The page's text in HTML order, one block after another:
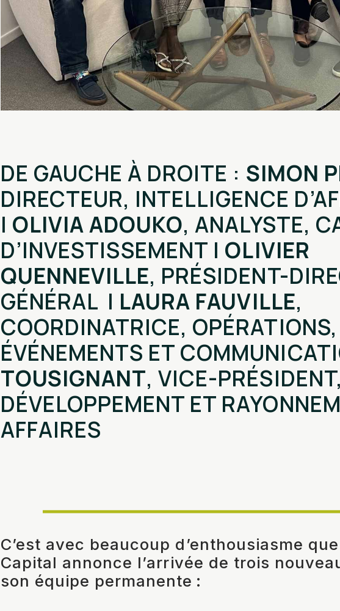
DE GAUCHE À DROITE : SIMON
DIRECTEUR, INTELLIGENCE
| OLIVIA ADOUKO, ANALYSTE,
D’INVESTISSEMENT | OLIVIER
QUENNEVILLE, PRÉSIDENT-
GÉNÉRAL | LAURA FAUVILLE,
COORDINATRICE, OPÉRATIONS,
ÉVÉNEMENTS ET
TOUSIGNANT, VICE-PRÉSIDENT,
DÉVELOPPEMENT ET
AFFAIRES
C’est avec beaucoup d’enthousiasme
Capital annonce l’arrivée de trois
son équipe permanente :